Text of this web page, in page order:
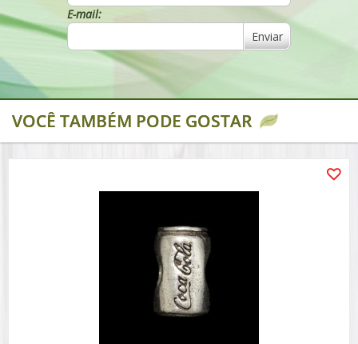
E-mail:
Enviar
VOCÊ TAMBÉM PODE GOSTAR